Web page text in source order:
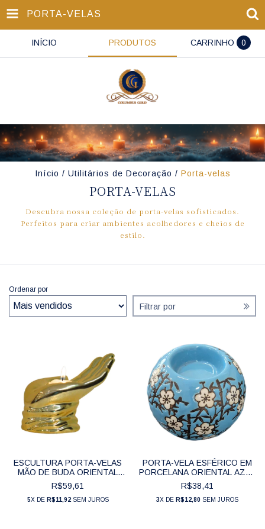
PORTA-VELAS
INÍCIO PRODUTOS CARRINHO 0
Início / Utilitários de Decoração / Porta-velas
PORTA-VELAS
Descubra nossa coleção de porta-velas sofisticados.
Perfeitos para criar ambientes acolhedores e cheios de
estilo.
Ordenar por
Filtrar por
ESCULTURA PORTA-VELAS
MÃO DE BUDA ORIENTAL
POLIRESINA DOURADO (14
CM) - COL006
R$59,61
5X DE R$11,92SEM JUROS
PORTA-VELA ESFÉRICO EM
PORCELANA ORIENTAL AZUL
CELESTE FLORES DE
CEREJEIRA (7 CM) - CIS172
R$38,41
3X DE R$12,80 SEM JUROS